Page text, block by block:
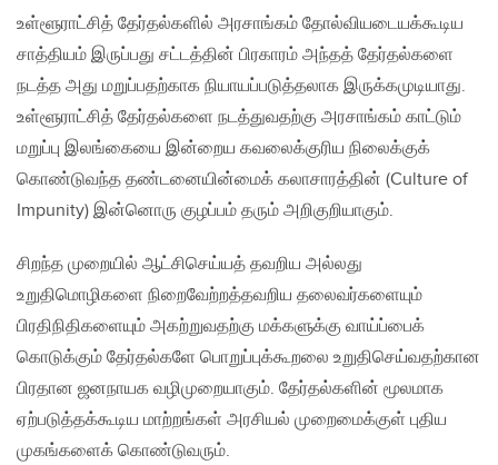
உள்ளூராட்சித் தேர்தல்களில் அரசாங்கம் தோல்வியடையக்கூடிய
சாத்தியம் இருப்பது சட்டத்தின் பிரகாரம் அந்தத் தேர்தல்களை
நடத்த அது மறுப்பதற்காக நியாயப்படுத்தலாக இருக்கமுடியாது.
உள்ளூராட்சித் தேர்தல்களை நடத்துவதற்கு அரசாங்கம் காட்டும்
மறுப்பு இலங்கையை இன்றைய கவலைக்குரிய நிலைக்குக்
கொண்டுவந்த தண்டனையின்மைக் கலாசாரத்தின் (Culture of
Impunity) இன்னொரு குழப்பம் தரும் அறிகுறியாகும்.
சிறந்த முறையில் ஆட்சிசெய்யத் தவறிய அல்லது
உறுதிமொழிகளை நிறைவேற்றத்தவறிய தலைவர்களையும்
பிரதிநிதிகளையும் அகற்றுவதற்கு மக்களுக்கு வாய்ப்பைக்
கொடுக்கும் தேர்தல்களே பொறுப்புக்கூறலை உறுதிசெய்வதற்கான
பிரதான ஜனநாயக வழிமுறையாகும். தேர்தல்களின் மூலமாக
ஏற்படுத்தக்கூடிய மாற்றங்கள் அரசியல் முறைமைக்குள் புதிய
முகங்களைக் கொண்டுவரும்.